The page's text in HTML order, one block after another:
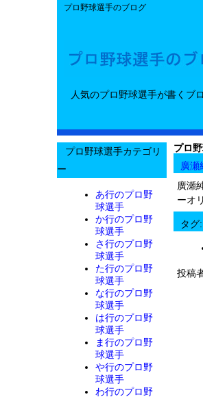
プロ野球選手のブログ
人気のプロ野球選手が書くブ
プロ野球選手カテゴリ
ー
あ行のプロ野
球選手
か行のプロ野
球選手
さ行のプロ野
球選手
た行のプロ野
球選手
な行のプロ野
球選手
は行のプロ野
球選手
ま行のプロ野
球選手
や行のプロ野
球選手
わ行のプロ野
プロ
廣瀬
廣瀬
ーオ
タグ:
投稿